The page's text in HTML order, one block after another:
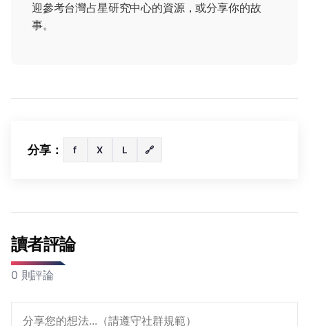
迎參考台灣占星研究中心的資源，或分享你的故
事。
分享： f X L 🔗
讀者評論
0 則評論